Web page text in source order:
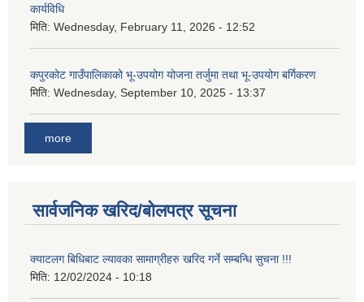
कार्यविधि
मिति: Wednesday, February 11, 2026 - 12:52
कपुरकोट गाउँपालिकाको भू-उपयोग योजना तर्जुमा तथा भू-उपयोग बर्गिकरण
मिति: Wednesday, September 10, 2025 - 13:37
more
सार्वजनिक खरिद/बोलपत्र सूचना
क्याटलग बिधिबाट ल्यावका सामाग्रीहरु खरिद गर्ने सम्बन्धि सुचना !!!
मिति: 12/02/2024 - 10:18